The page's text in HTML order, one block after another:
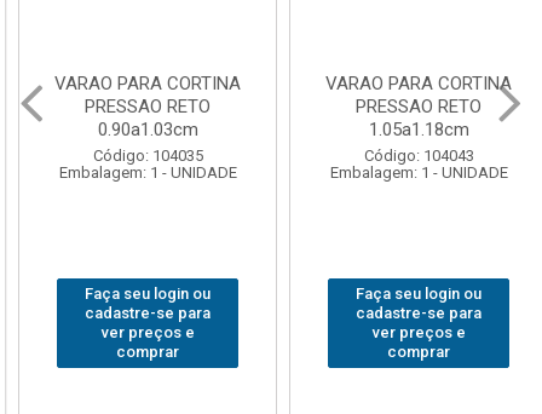
VARAO PARA CORTINA
PRESSAO RETO
0.90a1.03cm
Código: 104035
Embalagem: 1 - UNIDADE
Faça seu login ou
cadastre-se para
ver preços e
comprar
VARAO PARA CORTINA
PRESSAO RETO
1.05a1.18cm
Código: 104043
Embalagem: 1 - UNIDADE
Faça seu login ou
cadastre-se para
ver preços e
comprar